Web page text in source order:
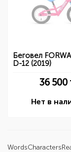
Беговел
D-12 (2019)
36 500
Нет в
WordsCharacters